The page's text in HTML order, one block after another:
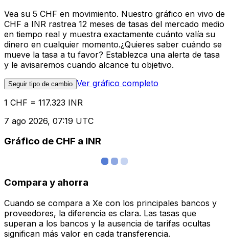
Vea su 5 CHF en movimiento. Nuestro gráfico en vivo de
CHF a INR rastrea 12 meses de tasas del mercado medio
en tiempo real y muestra exactamente cuánto valía su
dinero en cualquier momento.¿Quieres saber cuándo se
mueve la tasa a tu favor? Establezca una alerta de tasa
y le avisaremos cuando alcance tu objetivo.
Seguir tipo de cambio Ver gráfico completo
1 CHF = 117.323 INR
7 ago 2026, 07:19 UTC
Gráfico de CHF a INR
Compara y ahorra
Cuando se compara a Xe con los principales bancos y
proveedores, la diferencia es clara. Las tasas que
superan a los bancos y la ausencia de tarifas ocultas
significan más valor en cada transferencia.